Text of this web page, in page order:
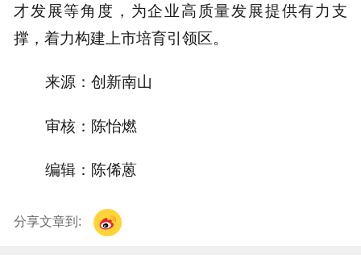
才发展等角度，为企业高质量发展提供有力支
撑，着力构建上市培育引领区。
来源：创新南山
审核：陈怡燃
编辑：陈俙蒽
分享文章到: